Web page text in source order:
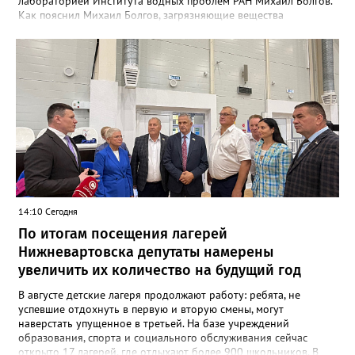
Как пояснил Михаил Болгов, загрязняющие вещества
на дне и поймах, но полностью остановить их движение
невозможно. В отличие от Днепра или Волги, где есть цепочка
водохранилищ, выступающих естественными фильтрами, на
сибирских реках такой барьер отсутствует. «Все это будет на
поймах откладываться, трансформироваться, потом опять
поступать. Процесс будет растянутым. Загрязнения могут
выпадать на поймах либо идти в растворённом виде или в
виде наносных отложений до самого Ледовитого океана», —
сообщает эксперт. Окончательный масштаб угрозы зависит от
природы загрязнения и способности водоёмов к
самоочищению. Однако уже сейчас понятно: риск достижения
вод ХМАО остаётся высоким.
14:10 Сегодня
По итогам посещения лагерей
Нижневартовска депутаты намерены
увеличить их количество на будущий год
В августе детские лагеря продолжают работу: ребята, не
успевшие отдохнуть в первую и вторую смены, могут
наверстать упущенное в третьей. На базе учреждений
образования, спорта и социального обслуживания сейчас